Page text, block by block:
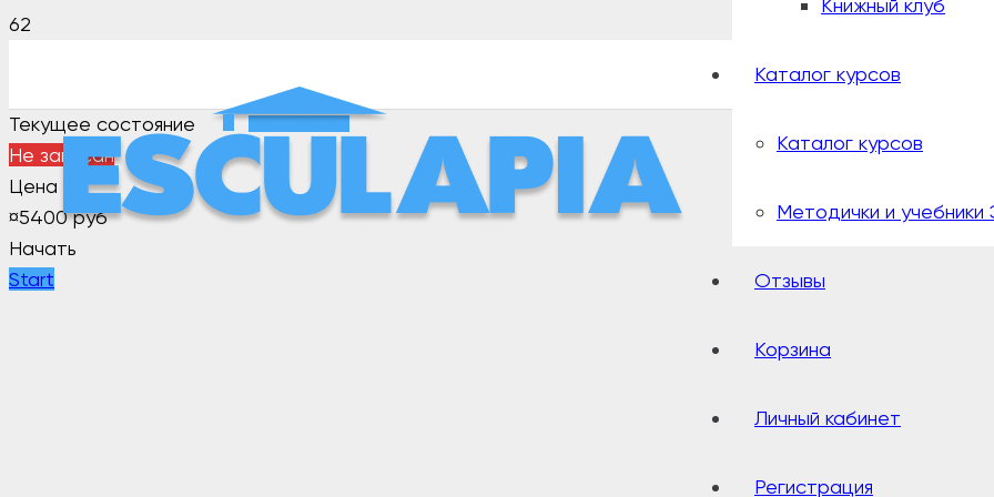
Книжный клуб
Каталог курсов
Каталог курсов
Методички и учебники
Отзывы
Корзина
Личный кабинет
Регистрация
Текущее состояние
Не записан
Цена
¤5400 руб
Начать
Start